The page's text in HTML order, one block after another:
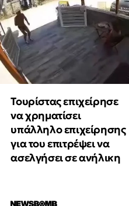
Τουρίστας επιχείρησε
να χρηματίσει
υπάλληλο επιχείρησης
για του επιτρέψει να
ασελγήσει σε ανήλικη